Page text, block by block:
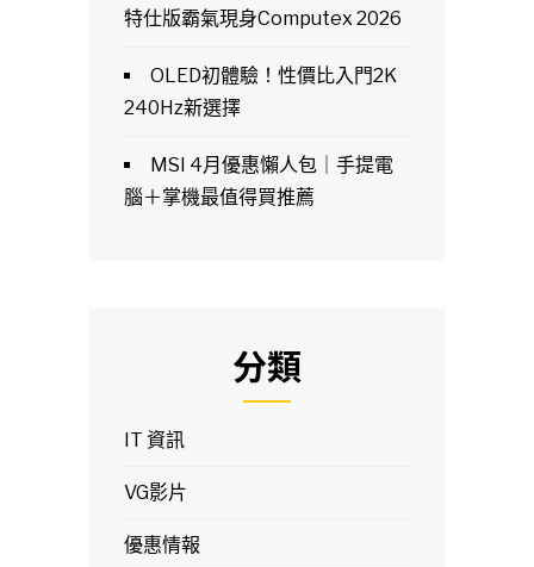
特仕版霸氣現身Computex 2026
OLED初體驗！性價比入門2K
240Hz新選擇
MSI 4月優惠懶人包｜手提電
腦＋掌機最值得買推薦
分類
IT 資訊
VG影片
優惠情報